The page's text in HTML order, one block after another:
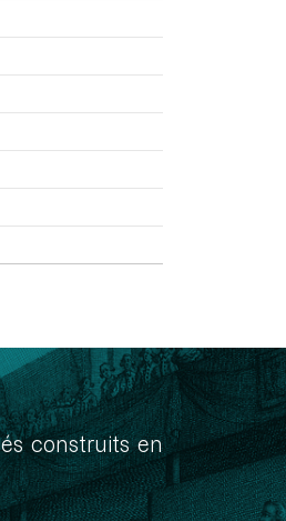
construits en